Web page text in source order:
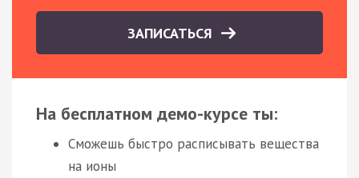
ЗАПИСАТЬСЯ
На бесплатном демо-курсе ты:
Сможешь быстро расписывать вещества
на ионы